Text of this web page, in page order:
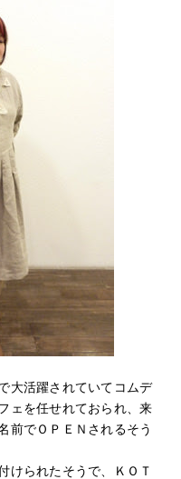
大活躍されていてコムデ
ェを任せれておられ、来
前でＯＰＥＮされるそう
けられたそうで、ＫＯＴ